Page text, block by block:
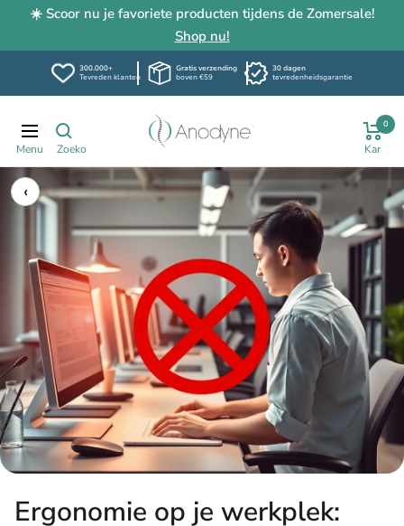
☀️ Scoor nu je favoriete producten tijdens de Zomersale!
Shop nu!
300.000+
Tevreden klanten
Gratis verzending
boven €59
30 dagen
tevredenheidsgarantie
contenu
Navigation
Anodyne.be 0
‹
Ergonomie op je werkplek: